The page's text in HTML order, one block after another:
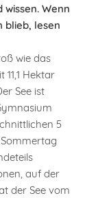
Wenn
blieb, lesen
wie das
Hektar
See ist
5
auf der
der See vom